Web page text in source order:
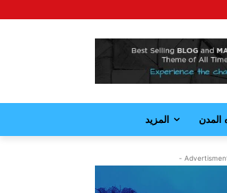
المدن المزيد